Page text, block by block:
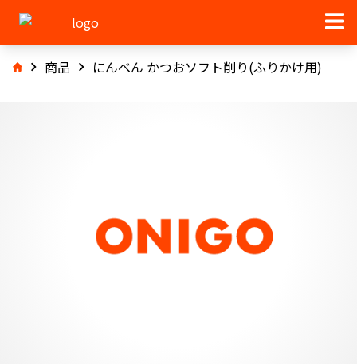
商品 にんべん かつおソフト削り(ふりかけ用)